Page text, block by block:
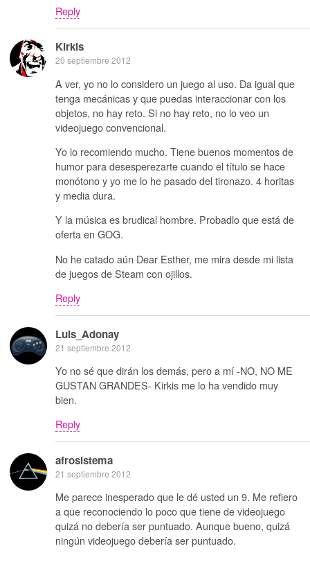
Reply
Kirkis
20 septiembre 2012
A ver, yo no lo considero un juego al uso. Da igual que
tenga mecánicas y que puedas interaccionar con los
objetos, no hay reto. Si no hay reto, no lo veo un
videojuego convencional.
Yo lo recomiendo mucho. Tiene buenos momentos de
humor para desesperezarte cuando el título se hace
monótono y yo me lo he pasado del tironazo. 4 horitas
y media dura.
Y la música es brudical hombre. Probadlo que está de
oferta en GOG.
No he catado aún Dear Esther, me mira desde mi lista
de juegos de Steam con ojillos.
Reply
Luis_Adonay
21 septiembre 2012
Yo no sé que dirán los demás, pero a mí -NO, NO ME
GUSTAN GRANDES- Kirkis me lo ha vendido muy
bien.
Reply
afrosistema
21 septiembre 2012
Me parece inesperado que le dé usted un 9. Me refiero
a que reconociendo lo poco que tiene de videojuego
quizá no debería ser puntuado. Aunque bueno, quizá
ningún videojuego debería ser puntuado.